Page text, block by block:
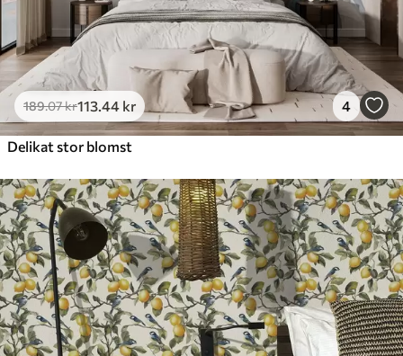
Peel and Stick
666.67400.00kr /m²
189.07kr113.44 kr 4
Delikat stor blomst